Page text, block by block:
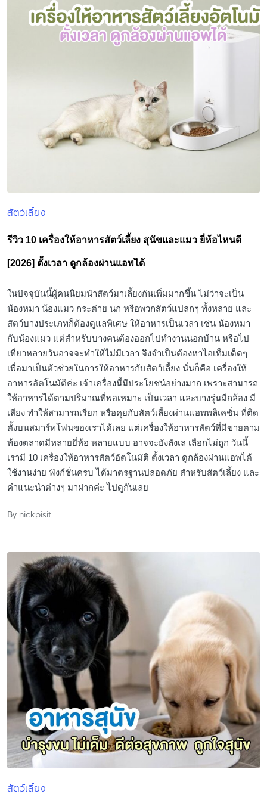
Posted
สัตว์เลี้ยง
รีวิว 10 เครื่องให้อาหารสัตว์เลี้ยง สุนัขและแมว ยี่ห้อไหนดี
[2026] ตั้งเวลา ดูกล้องผ่านแอพได้
ในปัจจุบันนี้ผู้คนนิยมนำสัตว์มาเลี้ยงกันเพิ่มมากขึ้น ไม่ว่าจะเป็น
น้องหมา น้องแมว กระต่าย นก หรือพวกสัตว์แปลกๆ ทั้งหลาย และ
สัตว์บางประเภทก็ต้องดูแลพิเศษ ให้อาหารเป็นเวลา เช่น น้องหมา
กับน้องแมว แต่สำหรับบางคนต้องออกไปทำงานนอกบ้าน หรือไป
เที่ยวหลายวันอาจจะทำให้ไม่มีเวลา จึงจำเป็นต้องหาไอเท็มเด็ดๆ
เพื่อมาเป็นตัวช่วยในการให้อาหารกับสัตว์เลี้ยง นั่นก็คือ เครื่องให้
อาหารอัตโนมัติค่ะ เจ้าเครื่องนี้มีประโยชน์อย่างมาก เพราะสามารถ
ให้อาหารได้ตามปริมาณที่พอเหมาะ เป็นเวลา และบางรุ่นมีกล้อง มี
เสียง ทำให้สามารถเรียก หรือคุยกับสัตว์เลี้ยงผ่านแอพพลิเคชั่น ที่ติด
ตั้งบนสมาร์ทโฟนของเราได้เลย แต่เครื่องให้อาหารสัตว์ที่มีขายตาม
ท้องตลาดมีหลายยี่ห้อ หลายแบบ อาจจะยังลังเล เลือกไม่ถูก วันนี้
เรามี 10 เครื่องให้อาหารสัตว์อัตโนมัติ ตั้งเวลา ดูกล้องผ่านแอพได้
ใช้งานง่าย ฟังก์ชั่นครบ ได้มาตรฐานปลอดภัย สำหรับสัตว์เลี้ยง และ
คำแนะนำต่างๆ มาฝากค่ะ ไปดูกันเลย
Posted
By nickpisit
Posted
สัตว์เลี้ยง